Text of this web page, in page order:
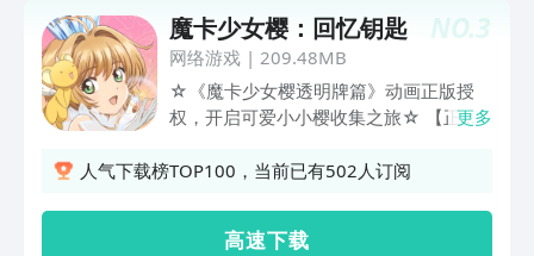
NO.3
魔卡少女樱：回忆钥匙
网络游戏| 209.48MB
☆《魔卡少女樱透明牌篇》动画正版授
权，开启可爱小小樱收集之旅☆ 【正版
解锁上百套娃娃造型】 【养成小小樱，
更多
人气下载榜TOP100，当前已有502人订阅
高 速 下 载